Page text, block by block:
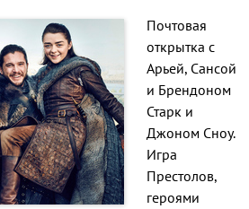
Почтовая
открытка с
Арьей, Сансой
и Брендоном
Старк и
Джоном Сноу.
Игра
Престолов,
героями